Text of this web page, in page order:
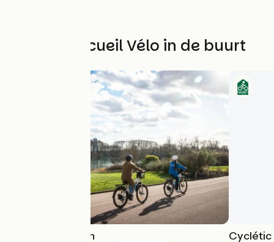
Andere Accueil Vélo in de buurt
Mobilboard Lyon Cyclétic